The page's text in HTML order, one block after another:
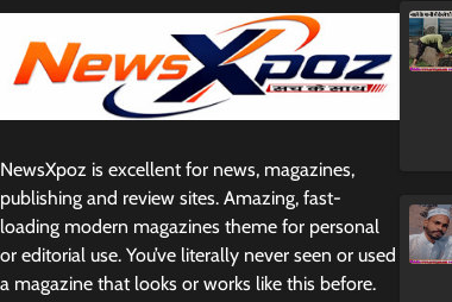
NewsXpoz is excellent for news, magazines,
publishing and review sites. Amazing, fast-
loading modern magazines theme for personal
or editorial use. You’ve literally never seen or used
a magazine that looks or works like this before.